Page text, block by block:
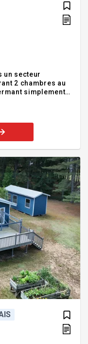
un secteur
2 chambres au
simplement
2 installations
clôturé avec
soignées.
:Opportunité